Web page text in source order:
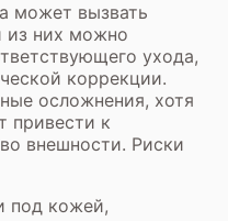
может вызвать
из них можно
ухода,
коррекции.
осложнения, хотя
привести к
внешности. Риски
под кожей,